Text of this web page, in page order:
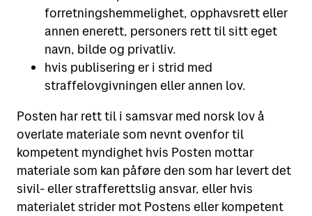
forretningshemmelighet, opphavsrett eller
annen enerett, personers rett til sitt eget
navn, bilde og privatliv.
hvis publisering er i strid med
straffelovgivningen eller annen lov.
Posten har rett til i samsvar med norsk lov å
overlate materiale som nevnt ovenfor til
kompetent myndighet hvis Posten mottar
materiale som kan påføre den som har levert det
sivil- eller strafferettslig ansvar, eller hvis
materialet strider mot Postens eller kompetent